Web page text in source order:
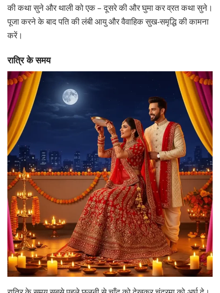
की कथा सुने और थाली को एक – दूसरे की और घुमा कर व्रत कथा सुने।
पूजा करने के बाद पति की लंबी आयु और वैवाहिक सुख-समृद्धि की कामना
करें।
रात्रि के समय